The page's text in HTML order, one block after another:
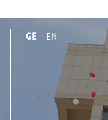
GE EN